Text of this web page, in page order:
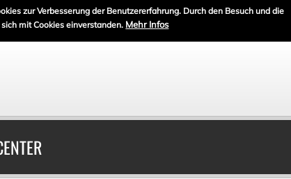
zur Verbesserung der Benutzererfahrung. Durch den Besuch und die
mit Cookies einverstanden. Mehr Infos